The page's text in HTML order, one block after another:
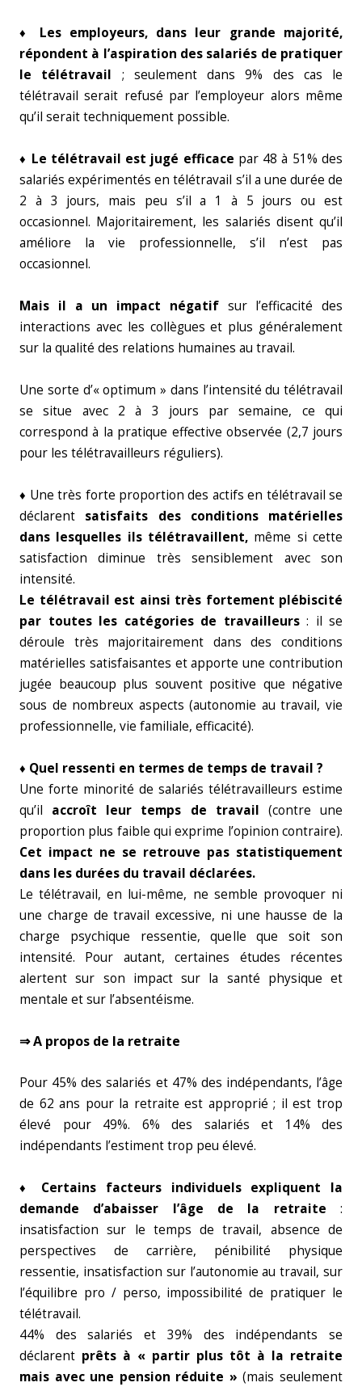
♦ Les employeurs, dans leur grande majorité,
répondent à l’aspiration des salariés de pratiquer
le télétravail ; seulement dans 9% des cas le
télétravail serait refusé par l’employeur alors même
qu’il serait techniquement possible.
♦ Le télétravail est jugé efficace par 48 à 51% des
salariés expérimentés en télétravail s’il a une durée de
2 à 3 jours, mais peu s’il a 1 à 5 jours ou est
occasionnel. Majoritairement, les salariés disent qu’il
améliore la vie professionnelle, s’il n’est pas
occasionnel.
Mais il a un impact négatifsur l’efficacité des
interactions avec les collègues et plus généralement
sur la qualité des relations humaines au travail.
Une sorte d’« optimum » dans l’intensité du télétravail
se situe avec 2 à 3 jours par semaine, ce qui
correspond à la pratique effective observée (2,7 jours
pour les télétravailleurs réguliers).
♦ Une très forte proportion des actifs en télétravail se
déclarent satisfaits des conditions matérielles
dans lesquelles ils télétravaillent, même si cette
satisfaction diminue très sensiblement avec son
intensité.
Le télétravail est ainsi très fortement plébiscité
par toutes les catégories de travailleurs: il se
déroule très majoritairement dans des conditions
matérielles satisfaisantes et apporte une contribution
jugée beaucoup plus souvent positive que négative
sous de nombreux aspects (autonomie au travail, vie
professionnelle, vie familiale, efficacité).
♦ Quel ressenti en termes de temps de travail ?
Une forte minorité de salariés télétravailleurs estime
qu’il accroît leur temps de travail (contre une
proportion plus faible qui exprime l’opinion contraire).
Cet impact ne se retrouve pas statistiquement
dans les durées du travail déclarées.
Le télétravail, en lui-même, ne semble provoquer ni
une charge de travail excessive, ni une hausse de la
charge psychique ressentie, quelle que soit son
intensité. Pour autant, certaines études récentes
alertent sur son impact sur la santé physique et
mentale et sur l’absentéisme.
⇒ A propos de la retraite
Pour 45% des salariés et 47% des indépendants, l’âge
de 62 ans pour la retraite est approprié ; il est trop
élevé pour 49%. 6% des salariés et 14% des
indépendants l’estiment trop peu élevé.
♦ Certains facteurs individuels expliquent la
demande d’abaisser l’âge de la retraite :
insatisfaction sur le temps de travail, absence de
perspectives de carrière, pénibilité physique
ressentie, insatisfaction sur l’autonomie au travail, sur
l’équilibre pro / perso, impossibilité de pratiquer le
télétravail.
44% des salariés et 39% des indépendants se
déclarent prêts à « partir plus tôt à la retraite
mais avec une pension réduite » (mais seulement